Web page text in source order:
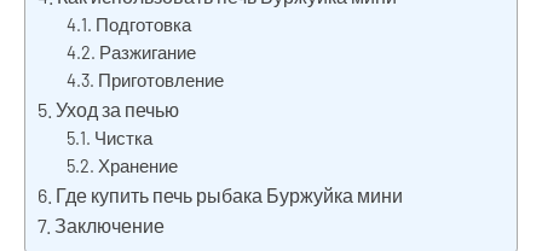
Подготовка
Разжигание
Приготовление
Уход за печью
Чистка
Хранение
Где купить печь рыбака Буржуйка мини
Заключение